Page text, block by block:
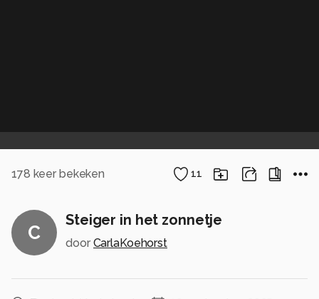
178 keer bekeken 11
C
Steiger in het zonnetje
door CarlaKoehorst